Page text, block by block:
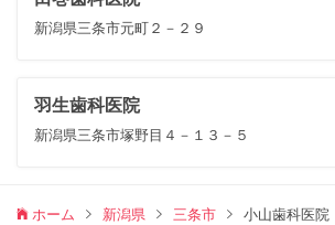
新潟県三条市元町２－２９
羽生歯科医院
新潟県三条市塚野目４－１３－５
ホーム 新潟県 三条市 小山歯科医院